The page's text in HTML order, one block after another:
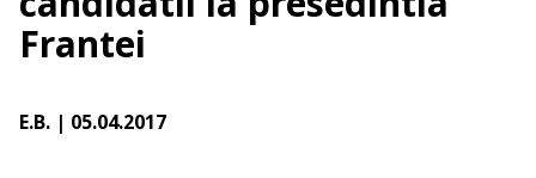
Frantei
E.B. | 05.04.2017